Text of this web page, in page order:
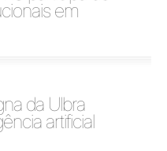
em
da Ulbra
artificial